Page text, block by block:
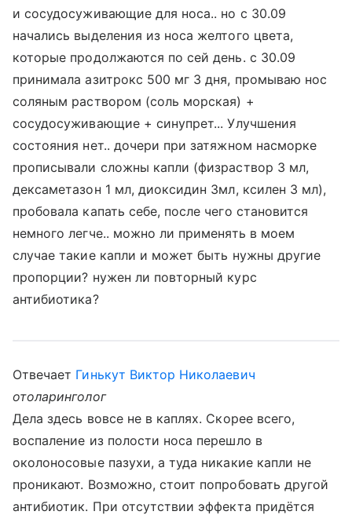
и сосудосуживающие для носа.. но с 30.09
начались выделения из носа желтого цвета,
которые продолжаются по сей день. с 30.09
принимала азитрокс 500 мг 3 дня, промываю нос
соляным раствором (соль морская) +
сосудосуживающие + синупрет... Улучшения
состояния нет.. дочери при затяжном насморке
прописывали сложны капли (физраствор 3 мл,
дексаметазон 1 мл, диоксидин 3мл, ксилен 3 мл),
пробовала капать себе, после чего становится
немного легче.. можно ли применять в моем
случае такие капли и может быть нужны другие
пропорции? нужен ли повторный курс
антибиотика?
Отвечает Гинькут Виктор Николаевич
отоларинголог
Дела здесь вовсе не в каплях. Скорее всего,
воспаление из полости носа перешло в
околоносовые пазухи, а туда никакие капли не
проникают. Возможно, стоит попробовать другой
антибиотик. При отсутствии эффекта придётся